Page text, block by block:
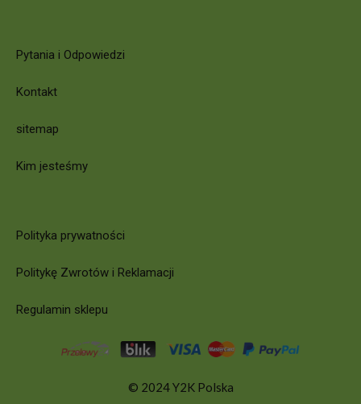
Pytania i Odpowiedzi
Kontakt
sitemap
Kim jesteśmy
Polityka prywatności
Politykę Zwrotów i Reklamacji
Regulamin sklepu
© 2024 Y2K Polska